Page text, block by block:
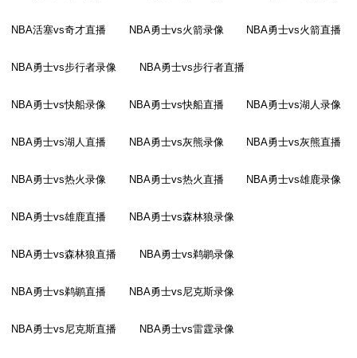
NBA活塞vs奇才直播 NBA勇士vs火箭录像 NBA勇士vs火箭直播
NBA勇士vs步行者录像 NBA勇士vs步行者直播
NBA勇士vs快船录像 NBA勇士vs快船直播 NBA勇士vs湖人录像
NBA勇士vs湖人直播 NBA勇士vs灰熊录像 NBA勇士vs灰熊直播
NBA勇士vs热火录像 NBA勇士vs热火直播 NBA勇士vs雄鹿录像
NBA勇士vs雄鹿直播 NBA勇士vs森林狼录像
NBA勇士vs森林狼直播 NBA勇士vs鹈鹕录像
NBA勇士vs鹈鹕直播 NBA勇士vs尼克斯录像
NBA勇士vs尼克斯直播 NBA勇士vs雷霆录像